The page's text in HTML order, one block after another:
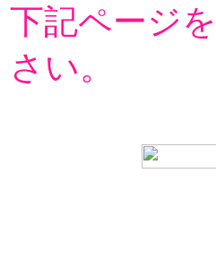
下記ページ
さい。